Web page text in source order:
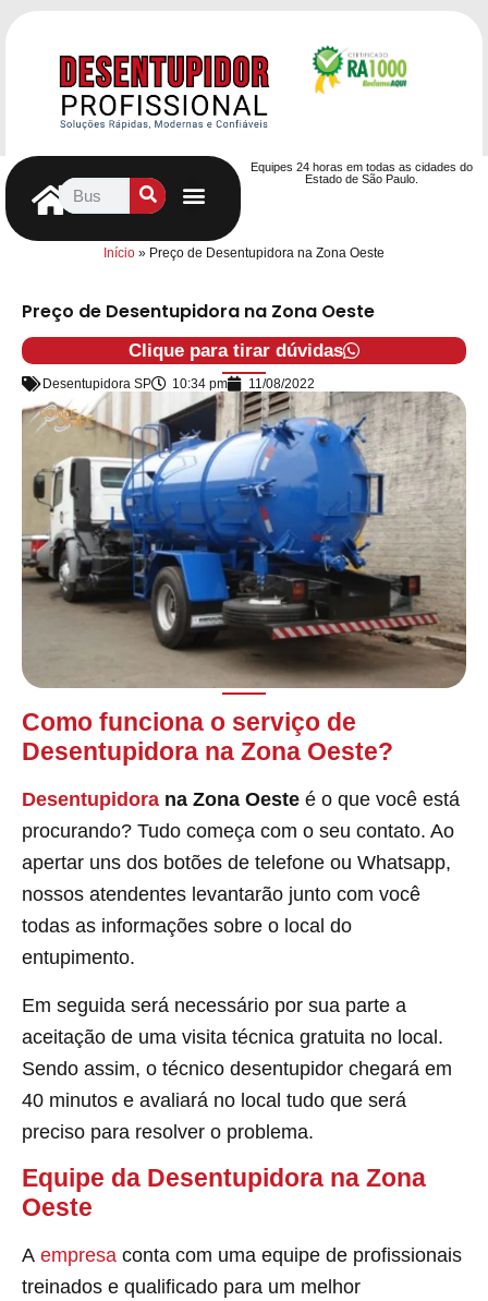
Equipes 24 horas em todas as cidades do
Estado de São Paulo.
Início » Preço de Desentupidora na Zona Oeste
Preço de Desentupidora na Zona Oeste
Clique para tirar dúvidas
Desentupidora SP 10:34 pm 11/08/2022
Como funciona o serviço de
Desentupidora na Zona Oeste?
Desentupidora na Zona Oeste é o que você está
procurando? Tudo começa com o seu contato. Ao
apertar uns dos botões de telefone ou Whatsapp,
nossos atendentes levantarão junto com você
todas as informações sobre o local do
entupimento.
Em seguida será necessário por sua parte a
aceitação de uma visita técnica gratuita no local.
Sendo assim, o técnico desentupidor chegará em
40 minutos e avaliará no local tudo que será
preciso para resolver o problema.
Equipe da Desentupidora na Zona
Oeste
A empresa conta com uma equipe de profissionais
treinados e qualificado para um melhor